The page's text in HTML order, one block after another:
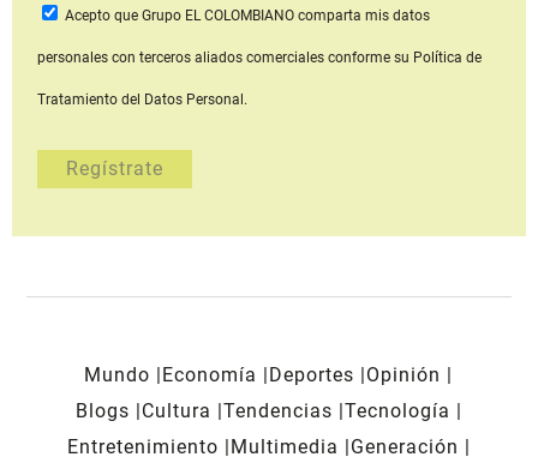
Acepto que Grupo EL COLOMBIANOcomparta mis datos
personales con terceros aliados comerciales conforme su Política de
Tratamiento del Datos Personal.
Mundo Economía Deportes
Opinión
Blogs
Cultura Tendencias Tecnología
Entretenimiento
Multimedia
Generación